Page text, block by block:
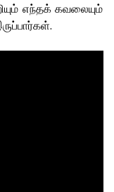
எந்தக் கவலையும்